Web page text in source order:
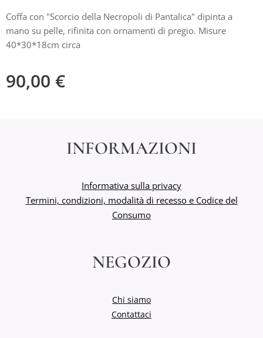
Coffa con "Scorcio della Necropoli di Pantalica" dipinta a
mano su pelle, rifinita con ornamenti di pregio. Misure
40*30*18cm circa
90,00 €
INFORMAZIONI
Informativa sulla privacy
Termini, condizioni, modalità di recesso e Codice del
Consumo
NEGOZIO
Chi siamo
Contattaci